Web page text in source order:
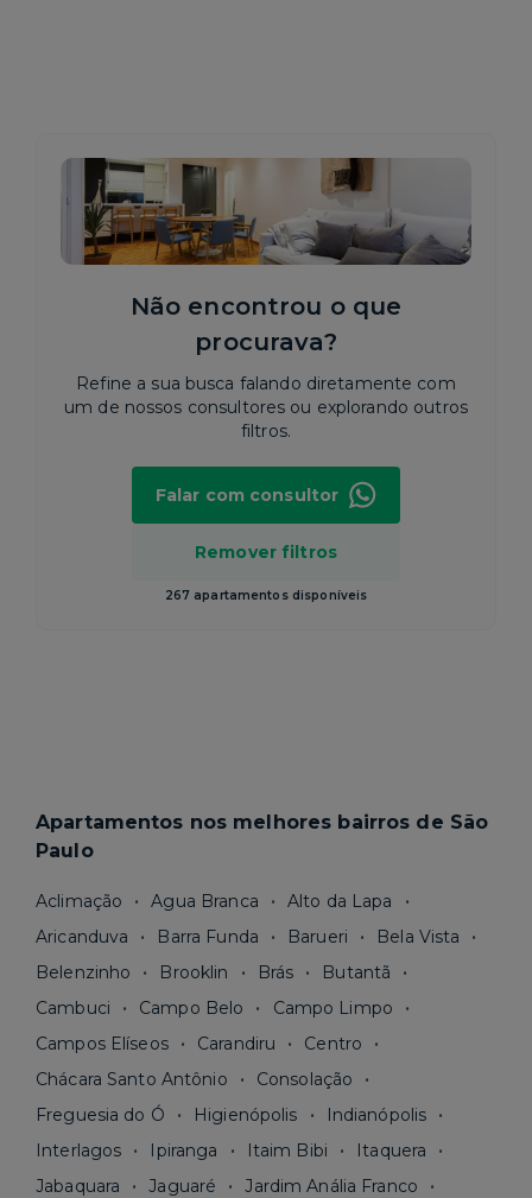
Não encontrou o que
procurava?
Refine a sua busca falando diretamente com
um de nossos consultores ou explorando outros
filtros.
Remover filtros
267 apartamentos disponíveis
Falar com consultor
Apartamentos nos melhores bairros de São
Paulo
Aclimação Agua Branca
Alto da Lapa
Aricanduva
Barra Funda Barueri
Bela Vista
Belenzinho
Brooklin Brás
Butantã
Cambuci
Campo Belo
Campo Limpo
Campos Elíseos
Carandiru
Centro
Chácara Santo Antônio
Consolação
Freguesia do Ó
Higienópolis
Indianópolis
Interlagos
Ipiranga Itaim Bibi
Itaquera
Jabaquara
Jaguaré
Jardim Anália Franco